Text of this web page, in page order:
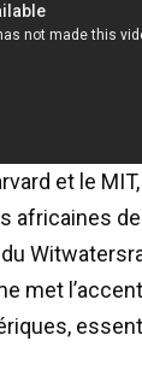
et le
africaines
met